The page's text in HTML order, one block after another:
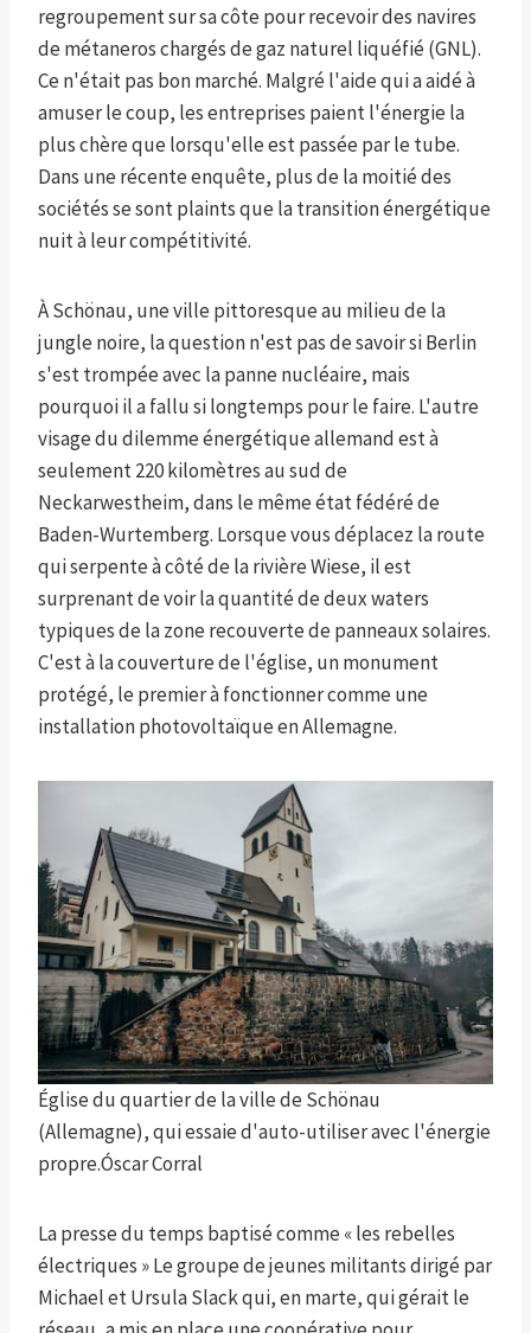
regroupement sur sa côte pour recevoir des navires
de métaneros chargés de gaz naturel liquéfié (GNL).
Ce n'était pas bon marché. Malgré l'aide qui a aidé à
amuser le coup, les entreprises paient l'énergie la
plus chère que lorsqu'elle est passée par le tube.
Dans une récente enquête, plus de la moitié des
sociétés se sont plaints que la transition énergétique
nuit à leur compétitivité.
À Schönau, une ville pittoresque au milieu de la
jungle noire, la question n'est pas de savoir si Berlin
s'est trompée avec la panne nucléaire, mais
pourquoi il a fallu si longtemps pour le faire. L'autre
visage du dilemme énergétique allemand est à
seulement 220 kilomètres au sud de
Neckarwestheim, dans le même état fédéré de
Baden-Wurtemberg. Lorsque vous déplacez la route
qui serpente à côté de la rivière Wiese, il est
surprenant de voir la quantité de deux waters
typiques de la zone recouverte de panneaux solaires.
C'est à la couverture de l'église, un monument
protégé, le premier à fonctionner comme une
installation photovoltaïque en Allemagne.
Église du quartier de la ville de Schönau
(Allemagne), qui essaie d'auto-utiliser avec l'énergie
propre.Óscar Corral
La presse du temps baptisé comme « les rebelles
électriques » Le groupe de jeunes militants dirigé par
Michael et Ursula Slack qui, en marte, qui gérait le